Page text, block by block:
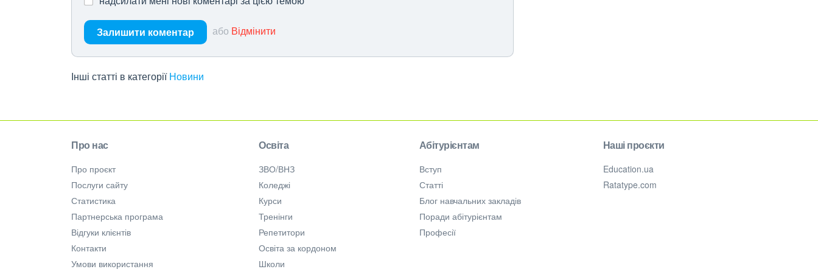
Залишити коментар або Відмінити
Інші статті в категорії Новини
Про нас
Про проєкт
Послуги сайту
Статистика
Партнерська програма
Відгуки клієнтів
Контакти
Умови використання
Освіта
ЗВО/ВНЗ
Коледжі
Курси
Тренінги
Репетитори
Освіта за кордоном
Школи
Абітурієнтам
Вступ
Статті
Блог навчальних закладів
Поради абітурієнтам
Професії
Наші проєкти
Education.ua
Ratatype.com